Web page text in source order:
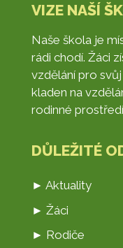
VIZE NAŠÍ
Naše škola je
rádi chodí. Žáci
vzdělání pro
kladen na
rodinné
DŮLEŽITÉ
► Aktuality
► Žáci
► Rodiče